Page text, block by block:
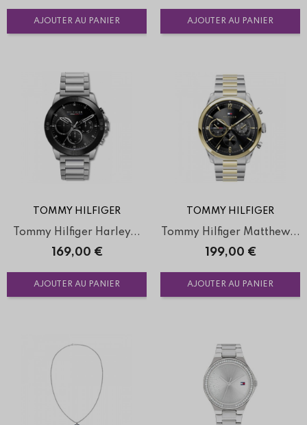
AJOUTER AU PANIER AJOUTER AU PANIER
TOMMY HILFIGER
Tommy Hilfiger Harley...
Prix
169,00 €
AJOUTER AU PANIER
TOMMY HILFIGER
Tommy Hilfiger Matthew...
Prix
199,00 €
AJOUTER AU PANIER